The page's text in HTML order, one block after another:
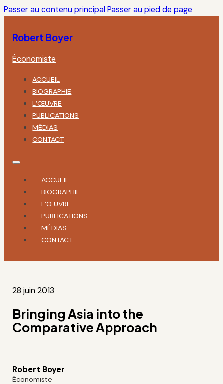
Passer au contenu principal Passer au pied de page
Robert Boyer
Économiste
ACCUEIL
BIOGRAPHIE
L’ŒUVRE
PUBLICATIONS
MÉDIAS
CONTACT
ACCUEIL
BIOGRAPHIE
L’ŒUVRE
PUBLICATIONS
MÉDIAS
CONTACT
28 juin 2013
Bringing Asia into the
Comparative Approach
Robert Boyer
Économiste